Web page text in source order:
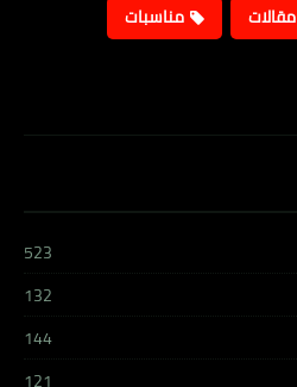
مقالات
مناسبات
523
132
144